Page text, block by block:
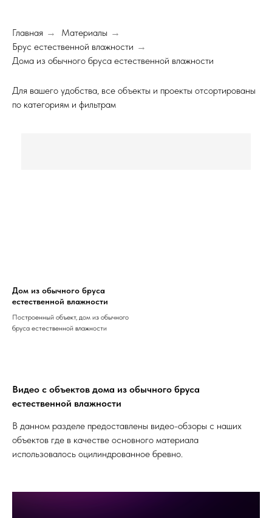
Главная → Материалы →
Брус естественной влажности →
Дома из обычного бруса естественной влажности
Для вашего удобства, все объекты и проекты отсортированы
по категориям и фильтрам
Дом из обычного бруса
естественной влажности
Построенный объект, дом из обычного
бруса естественной влажности
Видео с объектов дома из обычного бруса
естественной влажности
В данном разделе предоставлены видео-обзоры с наших
объектов где в качестве основного материала
использовалось оцилиндрованное бревно.